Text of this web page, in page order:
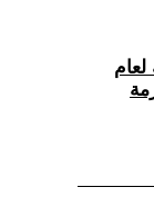
لعام